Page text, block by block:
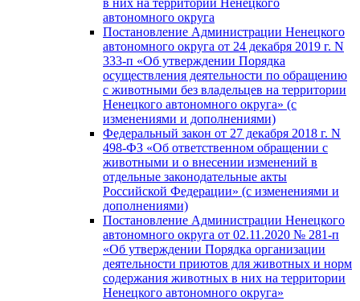
в них на территории Ненецкого
автономного округа
Постановление Администрации Ненецкого
автономного округа от 24 декабря 2019 г. N
333-п «Об утверждении Порядка
осуществления деятельности по обращению
с животными без владельцев на территории
Ненецкого автономного округа» (с
изменениями и дополнениями)
Федеральный закон от 27 декабря 2018 г. N
498-ФЗ «Об ответственном обращении с
животными и о внесении изменений в
отдельные законодательные акты
Российской Федерации» (с изменениями и
дополнениями)
Постановление Администрации Ненецкого
автономного округа от 02.11.2020 № 281-п
«Об утверждении Порядка организации
деятельности приютов для животных и норм
содержания животных в них на территории
Ненецкого автономного округа»